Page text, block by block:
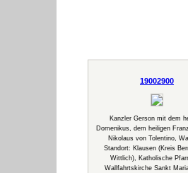
19002900
Kanzler Gerson mit dem
Domenikus, dem heiligen
Nikolaus von Tolentino,
Standort: Klausen (Kreis
Wittlich), Katholische
Wallfahrtskirche Sankt